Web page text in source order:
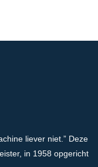
liever niet.” Deze
in 1958 opgericht